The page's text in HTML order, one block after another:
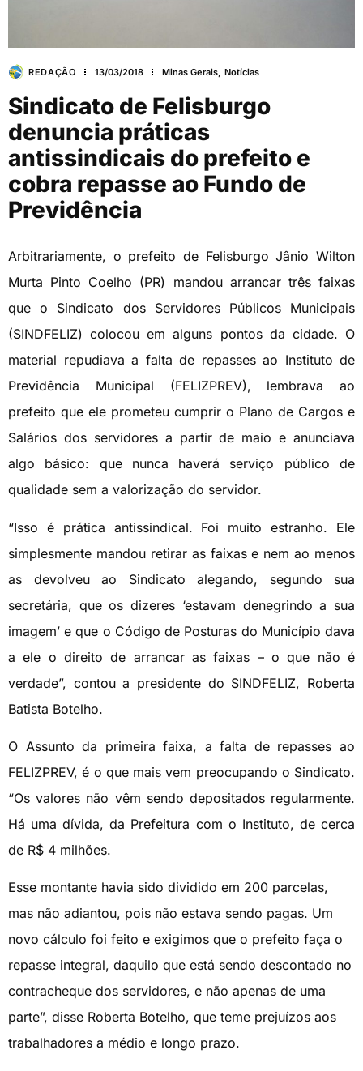
REDAÇÃO 13/03/2018 Minas Gerais, Notícias
Sindicato de Felisburgo
denuncia práticas
antissindicais do prefeito e
cobra repasse ao Fundo de
Previdência
Arbitrariamente, o prefeito de Felisburgo Jânio Wilton
Murta Pinto Coelho (PR) mandou arrancar três faixas
que o Sindicato dos Servidores Públicos Municipais
(SINDFELIZ) colocou em alguns pontos da cidade. O
material repudiava a falta de repasses ao Instituto de
Previdência Municipal (FELIZPREV), lembrava ao
prefeito que ele prometeu cumprir o Plano de Cargos e
Salários dos servidores a partir de maio e anunciava
algo básico: que nunca haverá serviço público de
qualidade sem a valorização do servidor.
“Isso é prática antissindical. Foi muito estranho. Ele
simplesmente mandou retirar as faixas e nem ao menos
as devolveu ao Sindicato alegando, segundo sua
secretária, que os dizeres ‘estavam denegrindo a sua
imagem’ e que o Código de Posturas do Município dava
a ele o direito de arrancar as faixas – o que não é
verdade”, contou a presidente do SINDFELIZ, Roberta
Batista Botelho.
O Assunto da primeira faixa, a falta de repasses ao
FELIZPREV, é o que mais vem preocupando o Sindicato.
“Os valores não vêm sendo depositados regularmente.
Há uma dívida, da Prefeitura com o Instituto, de cerca
de R$ 4 milhões.
Esse montante havia sido dividido em 200 parcelas,
mas não adiantou, pois não estava sendo pagas. Um
novo cálculo foi feito e exigimos que o prefeito faça o
repasse integral, daquilo que está sendo descontado no
contracheque dos servidores, e não apenas de uma
parte”, disse Roberta Botelho, que teme prejuízos aos
trabalhadores a médio e longo prazo.